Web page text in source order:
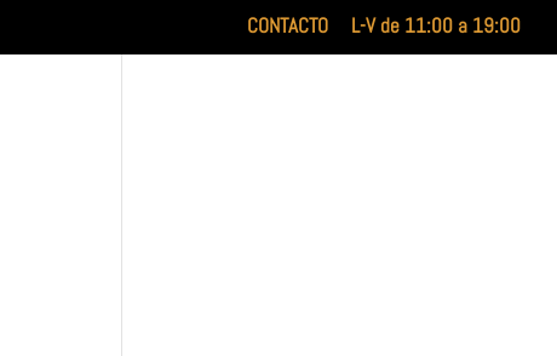
CONTACTO L-V de 11:00 a 19:00